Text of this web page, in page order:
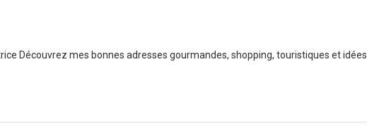
Découvrez mes bonnes adresses gourmandes, shopping, touristiques et idées